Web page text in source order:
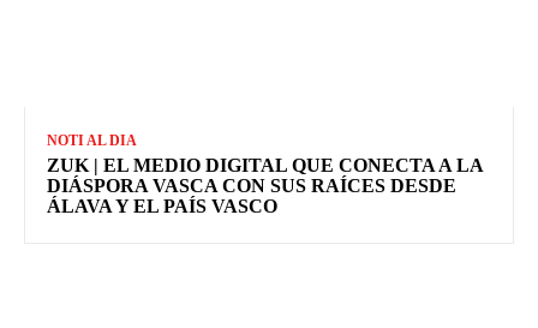
NOTI AL DIA
ZUK | EL MEDIO DIGITAL QUE CONECTA A LA
DIÁSPORA VASCA CON SUS RAÍCES DESDE
ÁLAVA Y EL PAÍS VASCO